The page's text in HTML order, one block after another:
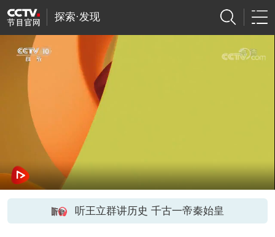
探索·发现
听王立群讲历史 千古一帝秦始皇